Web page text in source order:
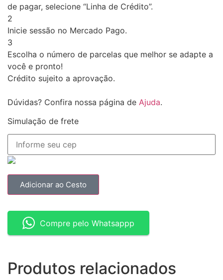
de pagar, selecione “Linha de Crédito”.
2
Inicie sessão no Mercado Pago.
3
Escolha o número de parcelas que melhor se adapte a
você e pronto!
Crédito sujeito a aprovação.
Dúvidas? Confira nossa página de Ajuda.
Simulação de frete
Adicionar ao Cesto
Compre pelo Whatsappp
Produtos relacionados